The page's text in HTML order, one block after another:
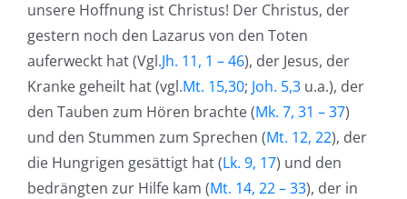
unsere Hoffnung ist Christus! Der Christus, der
gestern noch den Lazarus von den Toten
auferweckt hat (Vgl.Jh. 11, 1 – 46), der Jesus, der
Kranke geheilt hat (vgl.Mt. 15,30; Joh. 5,3 u.a.), der
den Tauben zum Hören brachte (Mk. 7, 31 – 37)
und den Stummen zum Sprechen (Mt. 12, 22), der
die Hungrigen gesättigt hat (Lk. 9, 17) und den
bedrängten zur Hilfe kam (Mt. 14, 22 – 33), der in